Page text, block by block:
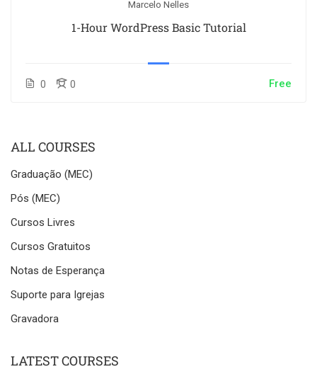
Marcelo Nelles
1-Hour WordPress Basic Tutorial
0 0 Free
ALL COURSES
Graduação (MEC)
Pós (MEC)
Cursos Livres
Cursos Gratuitos
Notas de Esperança
Suporte para Igrejas
Gravadora
LATEST COURSES